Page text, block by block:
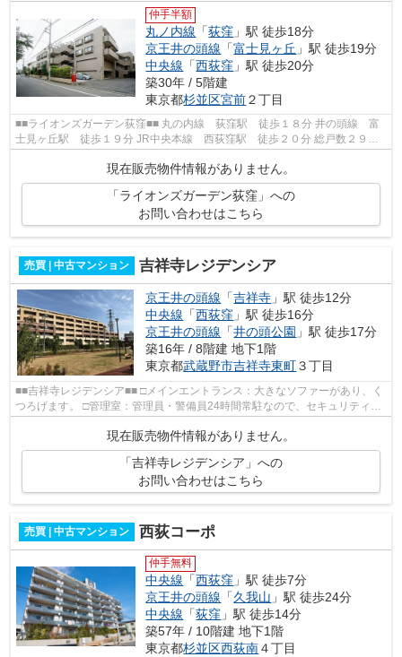
仲手半額
丸ノ内線 「荻窪 」駅 徒歩18分
京王井の頭線 「富士見ヶ丘 」駅 徒歩19分
中央線 「西荻窪 」駅 徒歩20分
築30年 / 5階建
東京都杉並区宮前２丁目
■■ライオンズガーデン荻窪■■ 丸の内線 荻窪駅 徒歩１８分 井の頭線 富
士見ヶ丘駅 徒歩１９分 JR中央本線 西荻窪駅 徒歩２０分 総戸数２９戸
現在販売物件情報がありません。
「ライオンズガーデン荻窪」への
お問い合わせはこちら
売買 | 中古マンション 吉祥寺レジデンシア
京王井の頭線 「吉祥寺 」駅 徒歩12分
中央線 「西荻窪 」駅 徒歩16分
京王井の頭線 「井の頭公園 」駅 徒歩17分
築16年 / 8階建 地下1階
東京都武蔵野市吉祥寺東町３丁目
■■吉祥寺レジデンシア■■ □メインエントランス：大きなソファーがあり、く
つろげます。 □管理室：管理員・警備員24時間常駐なので、セキュリティも
安心 □コンシェルジェカウンター：...
現在販売物件情報がありません。
「吉祥寺レジデンシア」への
お問い合わせはこちら
売買 | 中古マンション 西荻コーポ
仲手無料
中央線 「西荻窪 」駅 徒歩7分
京王井の頭線 「久我山 」駅 徒歩24分
中央線 「荻窪 」駅 徒歩14分
築57年 / 10階建 地下1階
東京都杉並区西荻南４丁目